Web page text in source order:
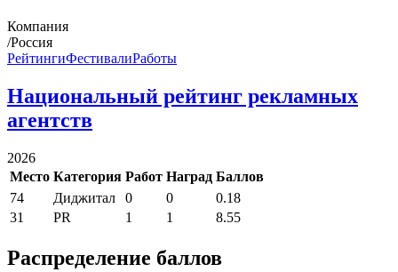
Компания
/Россия
РейтингиФестивалиРаботы
Национальный рейтинг рекламных
агентств
2026
Место Категория Работ Наград Баллов
74
Диджитал 0 0
0.18
31
PR 1 1 8.55
Распределение баллов